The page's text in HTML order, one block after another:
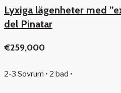
Lyxiga lägenheter med
del Pinatar
€259,000
2-3 Sovrum • 2 bad •